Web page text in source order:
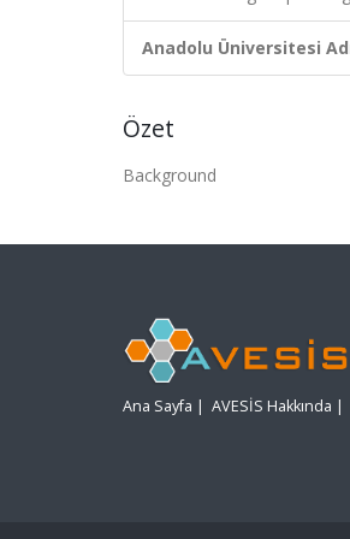
Anadolu Üniversitesi
Özet
Background
Ana Sayfa | AVESİS Hakkında |